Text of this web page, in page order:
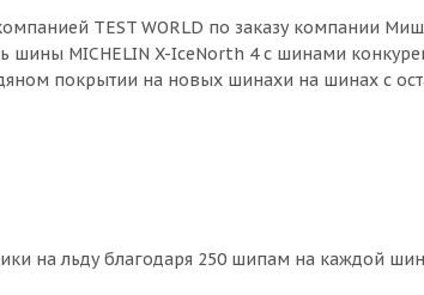
TEST WORLD по заказу компании
шины MICHELIN X-IceNorth 4 с шинами
покрытии на новых шинахи на шинах с
на льду благодаря 250 шипам на каждой